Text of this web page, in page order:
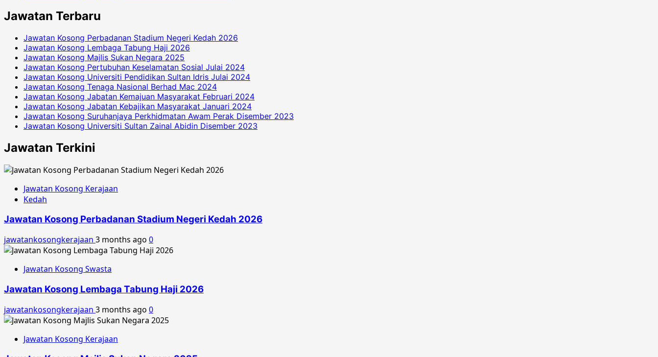
Jawatan Terbaru
Jawatan Kosong Perbadanan Stadium Negeri Kedah 2026
Jawatan Kosong Lembaga Tabung Haji 2026
Jawatan Kosong Majlis Sukan Negara 2025
Jawatan Kosong Pertubuhan Keselamatan Sosial Julai 2024
Jawatan Kosong Universiti Pendidikan Sultan Idris Julai 2024
Jawatan Kosong Tenaga Nasional Berhad Mac 2024
Jawatan Kosong Jabatan Kemajuan Masyarakat Februari 2024
Jawatan Kosong Jabatan Kebajikan Masyarakat Januari 2024
Jawatan Kosong Suruhanjaya Perkhidmatan Awam Perak Disember 2023
Jawatan Kosong Universiti Sultan Zainal Abidin Disember 2023
Jawatan Terkini
Jawatan Kosong Kerajaan
Kedah
Jawatan Kosong Perbadanan Stadium Negeri Kedah 2026
jawatankosongkerajaan 3 months ago 0
Jawatan Kosong Swasta
Jawatan Kosong Lembaga Tabung Haji 2026
jawatankosongkerajaan 3 months ago 0
Jawatan Kosong Kerajaan